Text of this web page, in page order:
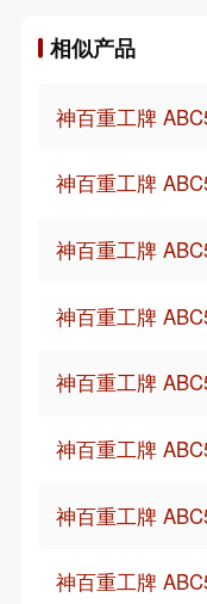
相似产品
神百重工牌
神百重工牌
神百重工牌
神百重工牌
神百重工牌
神百重工牌
神百重工牌
神百重工牌